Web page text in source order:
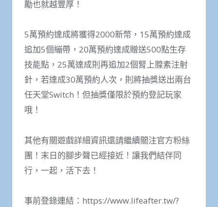
勵也就越豐厚！
5萬預約達成將獲得2000新幣，15萬預約達成
追加5個繃帶，20萬預約達成贈送500點生存
技能點，25萬達成則再追加2個腎上腺素注射
針，若達成30萬預約人次，則將抽獎送出兩台
任天堂Switch！但抽獎僅限於預約登記玩家
哦！
其他有關遊戲詳細資訊還請繼續關注官方粉絲
團！末日的腳步聲已經接近！讓我們結伴同
行，一起，活下去！
事前登錄連結：https://www.lifeafter.tw/?